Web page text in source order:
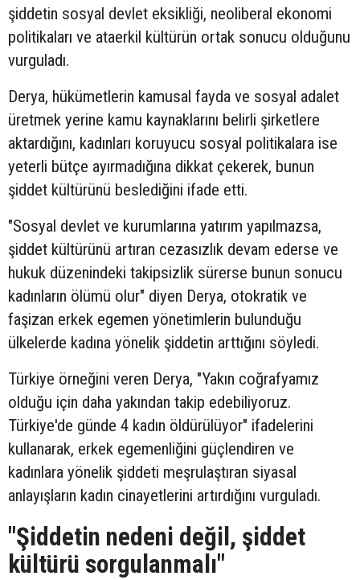
şiddetin sosyal devlet eksikliği, neoliberal ekonomi
politikaları ve ataerkil kültürün ortak sonucu olduğunu
vurguladı.
Derya, hükümetlerin kamusal fayda ve sosyal adalet
üretmek yerine kamu kaynaklarını belirli şirketlere
aktardığını, kadınları koruyucu sosyal politikalara ise
yeterli bütçe ayırmadığına dikkat çekerek, bunun
şiddet kültürünü beslediğini ifade etti.
"Sosyal devlet ve kurumlarına yatırım yapılmazsa,
şiddet kültürünü artıran cezasızlık devam ederse ve
hukuk düzenindeki takipsizlik sürerse bunun sonucu
kadınların ölümü olur" diyen Derya, otokratik ve
faşizan erkek egemen yönetimlerin bulunduğu
ülkelerde kadına yönelik şiddetin arttığını söyledi.
Türkiye örneğini veren Derya, "Yakın coğrafyamız
olduğu için daha yakından takip edebiliyoruz.
Türkiye'de günde 4 kadın öldürülüyor" ifadelerini
kullanarak, erkek egemenliğini güçlendiren ve
kadınlara yönelik şiddeti meşrulaştıran siyasal
anlayışların kadın cinayetlerini artırdığını vurguladı.
"Şiddetin nedeni değil, şiddet
kültürü sorgulanmalı"